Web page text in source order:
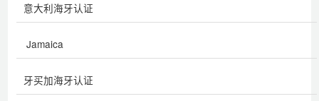
意大利海牙认证
Jamaica
牙买加海牙认证